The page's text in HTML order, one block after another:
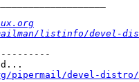
listinfo/devel-
devel-distro/